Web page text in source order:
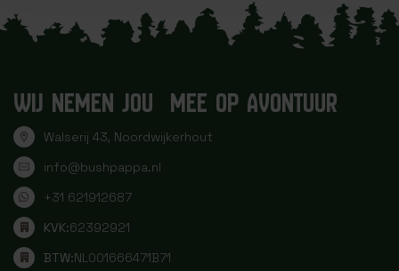
WIJ NEMEN JOU MEE OP AVONTUUR
Walserij 43, Noordwijkerhout
info@bushpappa.nl
+31 621912687
KVK:62392921
BTW:NL001666471B71